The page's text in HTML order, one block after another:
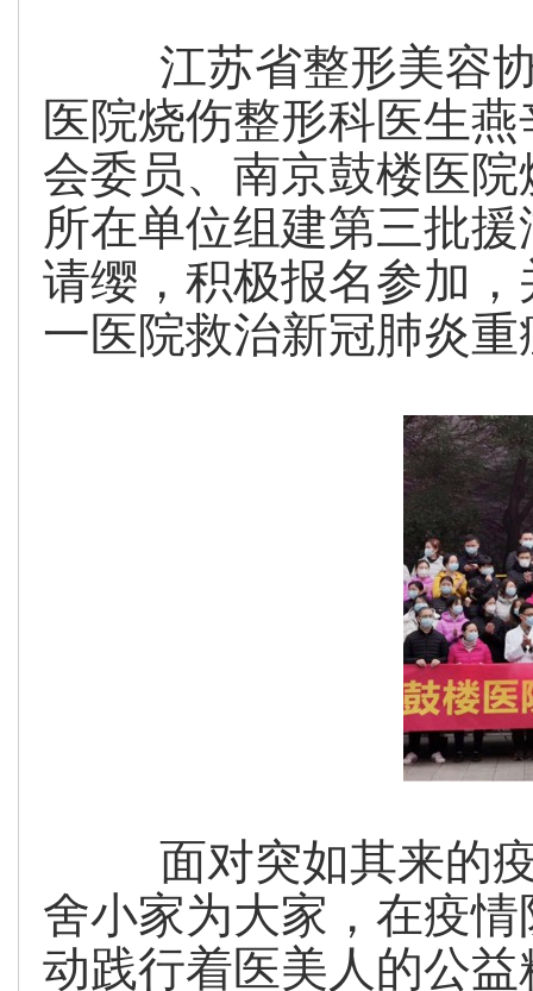
江苏省整形美容协
医院烧伤整形科医生
会委员、南京鼓楼医
所在单位组建第三批
请缨，积极报名参加
一医院救治新冠肺炎
面对突如其来的疫
舍小家为大家，在疫
动践行着医美人的公